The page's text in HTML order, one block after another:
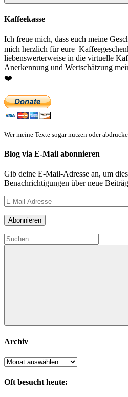
Suchen
Kaffeekasse
Ich freue mich, dass euch meine
mich herzlich für eure
liebenswerterweise in die virtuelle
Anerkennung und Wertschätzung
❤️
Wer meine Texte sogar nutzen oder
Blog via E-Mail abonnieren
Gib deine E-Mail-Adresse an, um
Benachrichtigungen über neue
E-
Mail-
Adresse
Abonnieren
Suchen
nach:
Suchen
Archiv
Archiv
Oft besucht heute: